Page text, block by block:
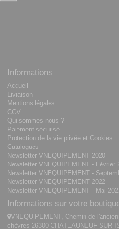
Informations
Accueil
Livraison
Mentions légales
CGV
Qui sommes nous ?
Paiement sécurisé
Protection de la vie privée et Cookies
Catalogues
Newsletter VNEQUIPEMENT 2020
Newsletter VNEQUIPEMENT - Février
Newsletter VNEQUIPEMENT -
Newsletter VNEQUIPEMENT 2022
Newsletter VNEQUIPEMENT - Mai
Informations sur votre
VNEQUIPEMENT, Chemin de
chèvres 26300 CHATEAUNEUF-SUR-